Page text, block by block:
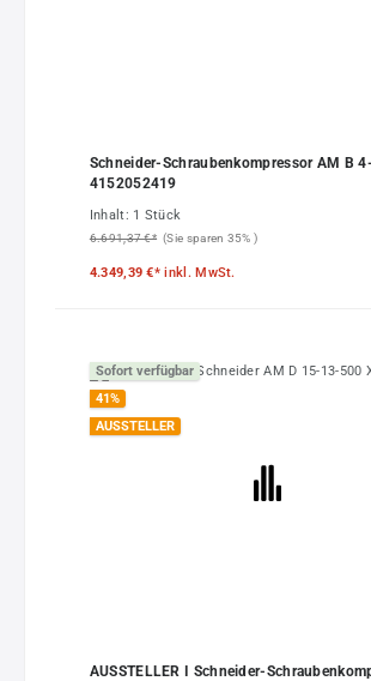
Schneider-Schraubenkompressor AM B
4152052419
Inhalt: 1 Stück
6.691,37 €* (Sie sparen 35% )
4.349,39 €*inkl. MwSt.
Sofort verfügbar
41%
AUSSTELLER
AUSSTELLER I Schneider-